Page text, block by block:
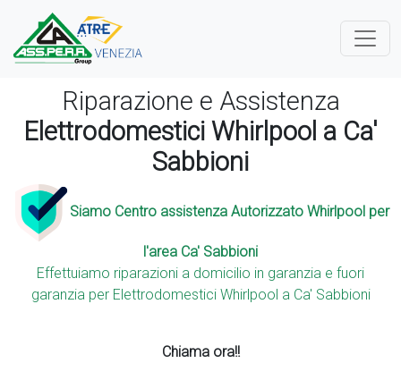
Riparazione e Assistenza
Elettrodomestici Whirlpool a Ca'
Sabbioni
Siamo Centro assistenza Autorizzato Whirlpool per
l'area Ca' Sabbioni
Effettuiamo riparazioni a domicilio in garanzia e fuori
garanzia per Elettrodomestici Whirlpool a Ca' Sabbioni
Chiama ora!!